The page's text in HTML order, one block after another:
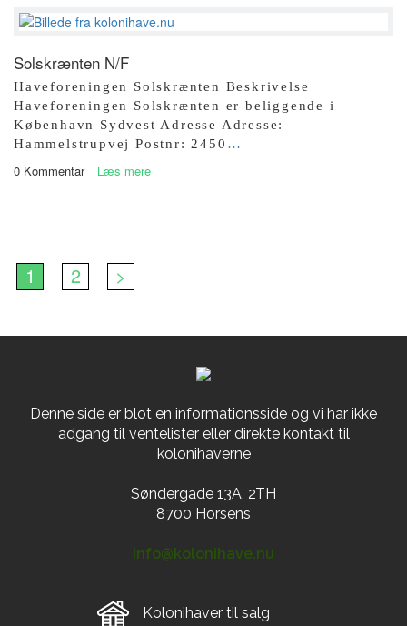
Solskrænten N/F
Haveforeningen Solskrænten Beskrivelse
Haveforeningen Solskrænten er beliggende i
København Sydvest Adresse Adresse:
Hammelstrupvej Postnr: 2450 …
0 Kommentar Læs mere
1 2 >
Denne side er blot en informationsside og vi har ikke
adgang til ventelister eller direkte kontakt til
kolonihaverne
Søndergade 13A, 2TH
8700 Horsens
info@kolonihave.nu
Kolonihaver til salg